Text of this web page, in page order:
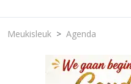
Meukisleuk Agenda